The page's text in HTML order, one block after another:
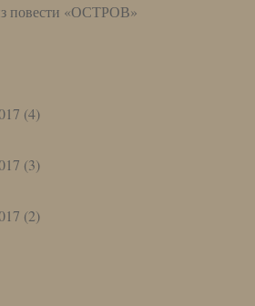
повести «ОСТРОВ»
(4)
(3)
(2)